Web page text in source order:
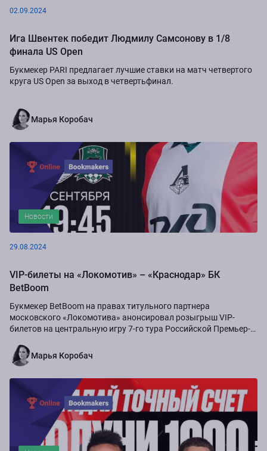
02.09.2024
Ига Швентек победит Людмилу Самсонову в 1/8
финала US Open
Букмекер PARI предлагает лучшие ставки на матч четвертого
круга US Open за выход в четвертьфинал.
Марья Коробач
Новости
29.08.2024
VIP-билеты на «Локомотив» – «Краснодар» БК
BetBoom
Букмекер BetBoom на правах титульного партнера
московского «Локомотива» анонсировал розыгрыш VIP-
билетов на центральную игру 7-го тура Российской Премьер-
Марья Коробач